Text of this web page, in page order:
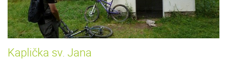
Kaplička sv. Jana